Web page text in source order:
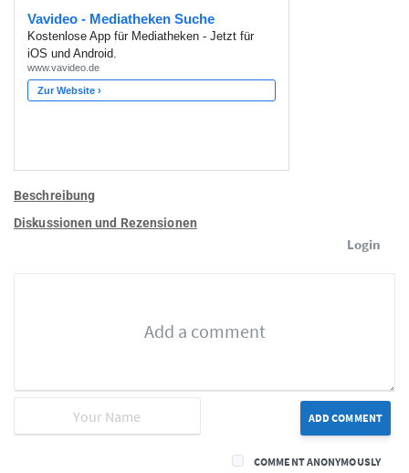
Beschreibung
Diskussionen und Rezensionen
Login
ADD COMMENT
COMMENT ANONYMOUSLY